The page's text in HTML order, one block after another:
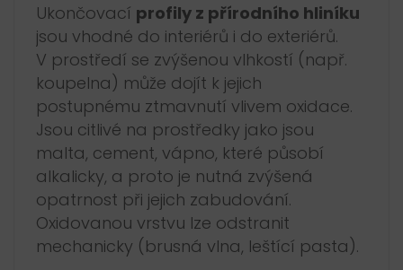
Ukončovací profily z přírodního hliníku
jsou vhodné do interiérů i do exteriérů.
V prostředí se zvýšenou vlhkostí (např.
koupelna) může dojít k jejich
postupnému ztmavnutí vlivem oxidace.
Jsou citlivé na prostředky jako jsou
malta, cement, vápno, které působí
alkalicky, a proto je nutná zvýšená
opatrnost při jejich zabudování.
Oxidovanou vrstvu lze odstranit
mechanicky (brusná vlna, leštící pasta).